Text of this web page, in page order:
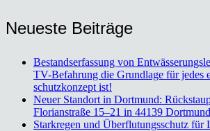
Neu­es­te Bei­trä­ge
Bestands­er­fas­sung von
TV-Befah­rung die Grund­la­ge für jedes
schutz­kon­zept ist!
Neu­er Stand­ort in Dort­mund:
Flo­ri­an­stra­ße 15–21 in 44139
Stark­re­gen und Über­flu­tungs­schutz für